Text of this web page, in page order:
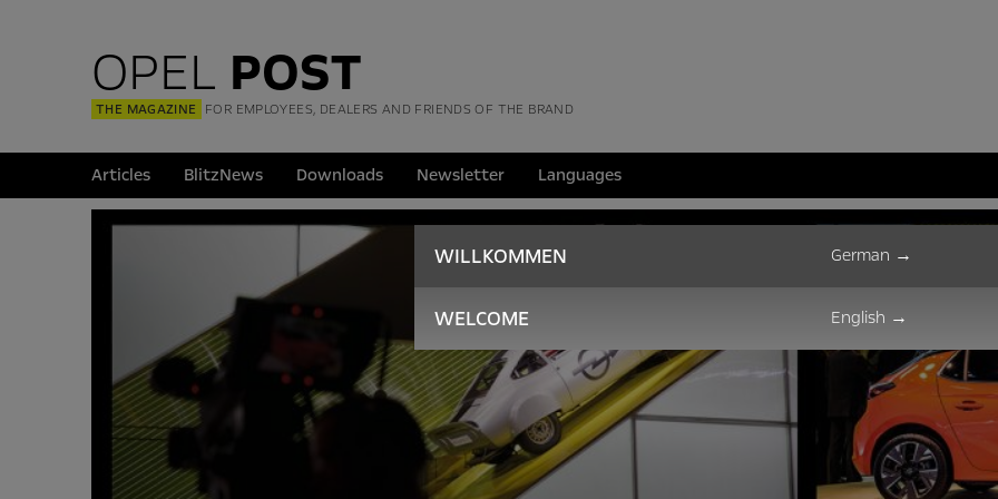
OPEL POST
THE MAGAZINE FOR EMPLOYEES, DEALERS AND FRIENDS OF THE BRAND
Articles BlitzNews Downloads Newsletter Languages
WILLKOMMEN German →
WELCOME English →